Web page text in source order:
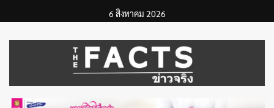
to
content
6 สิงหาคม 2026